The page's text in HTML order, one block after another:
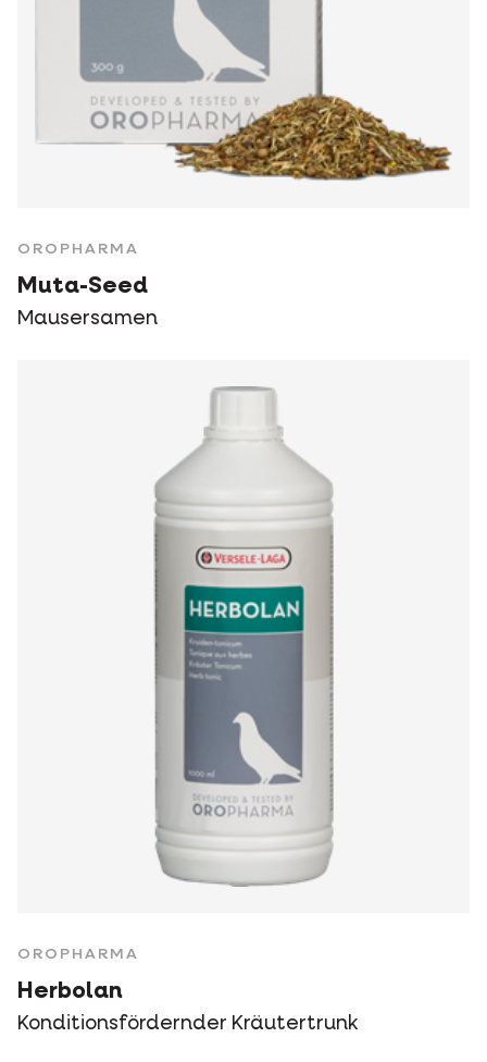
OROPHARMA
Muta-Seed
Mausersamen
OROPHARMA
Herbolan
Konditionsfördernder Kräutertrunk